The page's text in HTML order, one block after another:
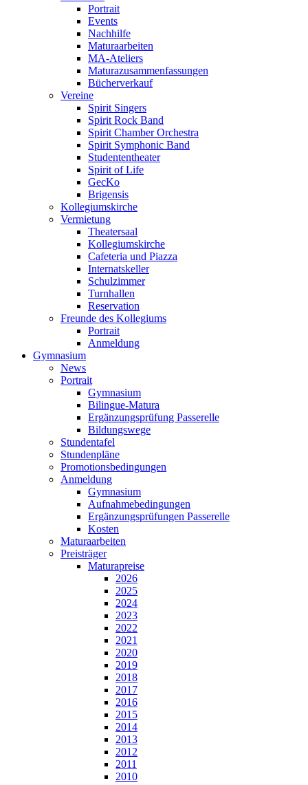
Portrait
Events
Nachhilfe
Maturaarbeiten
MA-Ateliers
Maturazusammenfassungen
Bücherverkauf
Vereine
Spirit Singers
Spirit Rock Band
Spirit Chamber Orchestra
Spirit Symphonic Band
Studententheater
Spirit of Life
GecKo
Brigensis
Kollegiumskirche
Vermietung
Theatersaal
Kollegiumskirche
Cafeteria und Piazza
Internatskeller
Schulzimmer
Turnhallen
Reservation
Freunde des Kollegiums
Portrait
Anmeldung
Gymnasium
News
Portrait
Gymnasium
Bilingue-Matura
Ergänzungsprüfung Passerelle
Bildungswege
Stundentafel
Stundenpläne
Promotionsbedingungen
Anmeldung
Gymnasium
Aufnahmebedingungen
Ergänzungsprüfungen Passerelle
Kosten
Maturaarbeiten
Preisträger
Maturapreise
2026
2025
2024
2023
2022
2021
2020
2019
2018
2017
2016
2015
2014
2013
2012
2011
2010